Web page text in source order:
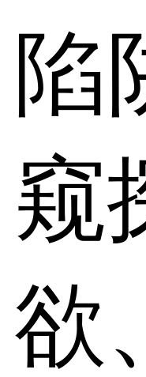
陷
窥
欲